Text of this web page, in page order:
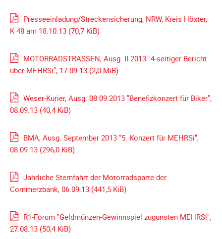
-
mit
Streckensicherung
Flex.
Kurvenleittafel
Galerien
Galerie
Galerie
2025
2024
Galerie
Presseeinladung/Streckensicherung, NRW, Kreis Höxter,
K 48 am 18.10.13 (70,7 KiB)
MOTORRADSTRASSEN, Ausg. II 2013 "4-seitiger Bericht
über MEHRSi", 17.09.13 (2,0 MiB)
Weser-Kurier, Ausg. 08.09.2013 "Benefizkonzert für Biker",
08.09.13 (40,4 KiB)
BMA, Ausg. September 2013 "5. Konzert für MEHRSi",
08.09.13 (296,0 KiB)
Jährliche Sternfahrt der Motorradsparte der
Commerzbank, 06.09.13 (441,5 KiB)
R1-Forum "Geldmünzen-Gewinnspiel zugunsten MEHRSi",
27.08.13 (50,4 KiB)